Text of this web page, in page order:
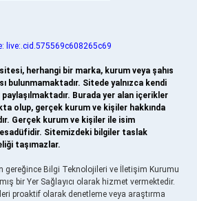
live:.cid.575569c608265c69
herhangi bir marka, kurum veya şahıs
bulunmamaktadır. Sitede yalnızca kendi
paylaşılmaktadır. Burada yer alan içerikler
olup, gerçek kurum ve kişiler hakkında
Gerçek kurum ve kişiler ile isim
Sitemizdeki bilgiler taslak
taşımazlar.
gereğince Bilgi Teknolojileri ve İletişim Kurumu
bir Yer Sağlayıcı olarak hizmet vermektedir.
proaktif olarak denetleme veya araştırma